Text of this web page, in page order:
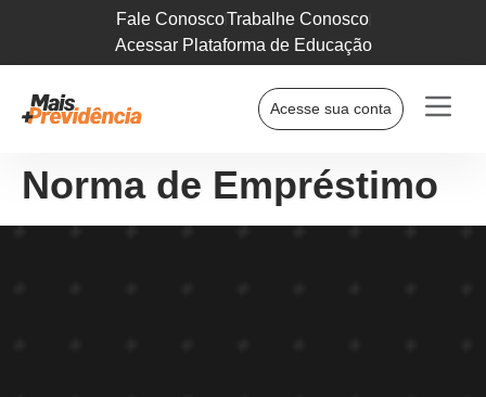
Fale ConoscoTrabalhe Conosco
Acessar Plataforma de Educação
Acesse sua conta
Norma de Empréstimo